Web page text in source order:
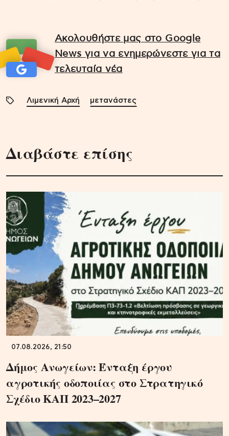
Ακολουθήστε μας στο Google
News για να ενημερώνεστε για τα
τελευταία νέα
Λιμενική Αρχή μετανάστες
Διαβάστε επίσης
07.08.2026, 21:50
Δήμος Ανωγείων: Ένταξη έργου
αγροτικής οδοποιίας στο Στρατηγικό
Σχέδιο ΚΑΠ 2023–2027